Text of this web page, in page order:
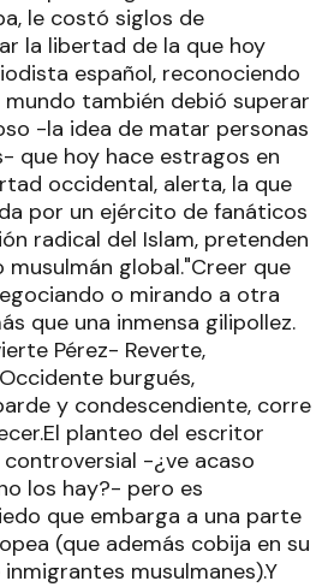
le costó siglos de
la libertad de la que hoy
español, reconociendo
también debió superar
-la idea de matar personas
que hoy hace estragos en
occidental, alerta, la que
por un ejército de fanáticos
radical del Islam, pretenden
global."Creer que
o mirando a otra
que una inmensa gilipollez.
Pérez- Reverte,
burgués,
y condescendiente, corre
planteo del escritor
-¿ve acaso
los hay?- pero es
que embarga a una parte
(que además cobija en su
musulmanes).Y